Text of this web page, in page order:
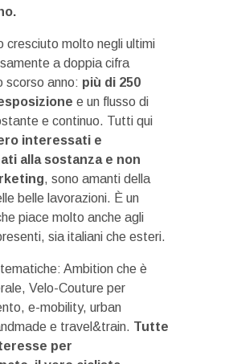
cresciuto molto negli ultimi
a doppia cifra
scorso anno: più di 250
e un flusso di
e continuo. Tutti qui
interessati e
alla sostanza e non
, sono amanti della
belle lavorazioni. È un
piace molto anche agli
sia italiani che esteri.
Ambition che è
Velo-Couture per
e-mobility, urban
e travel&train. Tutte
per